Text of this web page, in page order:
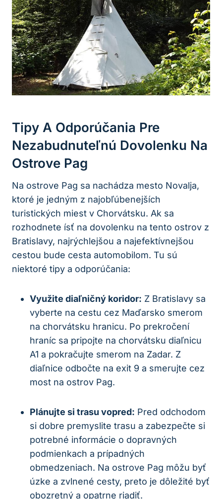
Tipy A Odporúčania Pre
Nezabudnuteľnú Dovolenku Na
Ostrove Pag
Na ostrove Pag sa nachádza mesto Novalja,
ktoré je jedným z najobľúbenejších
turistických miest v Chorvátsku. Ak sa
rozhodnete ísť na dovolenku na tento ostrov z
Bratislavy, najrýchlejšou a najefektívnejšou
cestou bude cesta automobilom. Tu sú
niektoré tipy a odporúčania:
Využite diaľničný koridor: Z Bratislavy sa
vyberte na cestu cez Maďarsko smerom
na chorvátsku hranicu. Po prekročení
hraníc sa pripojte na chorvátsku diaľnicu
A1 a pokračujte smerom na Zadar. Z
diaľnice odbočte na exit 9 a smerujte cez
most na ostrov Pag.
Plánujte si trasu vopred: Pred odchodom
si dobre premyslite trasu a zabezpečte si
potrebné informácie o dopravných
podmienkach a prípadných
obmedzeniach. Na ostrove Pag môžu byť
úzke a zvlnené cesty, preto je dôležité byť
obozretný a opatrne riadiť.